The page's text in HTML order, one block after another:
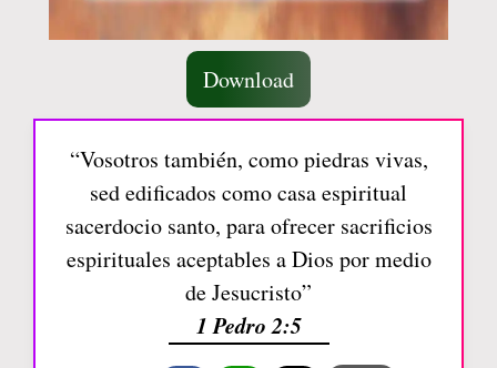
Download
“Vosotros también, como piedras vivas,
sed edificados como casa espiritual
sacerdocio santo, para ofrecer sacrificios
espirituales aceptables a Dios por medio
de Jesucristo”
1 Pedro 2:5